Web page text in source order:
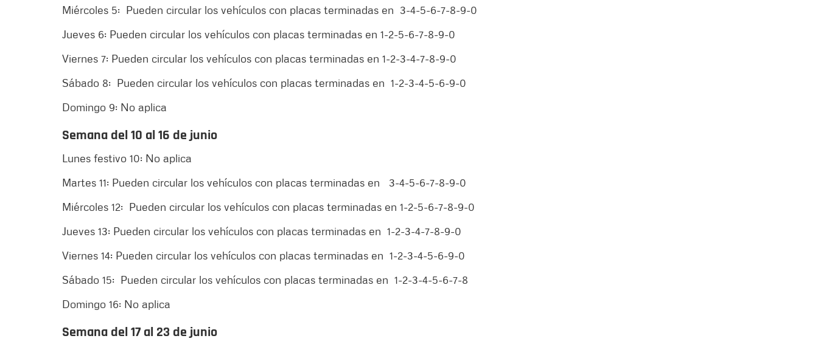
Miércoles 5: Pueden circular los vehículos con placas terminadas en 3-4-5-6-7-8-9-0
Jueves 6: Pueden circular los vehículos con placas terminadas en 1-2-5-6-7-8-9-0
Viernes 7: Pueden circular los vehículos con placas terminadas en 1-2-3-4-7-8-9-0
Sábado 8: Pueden circular los vehículos con placas terminadas en 1-2-3-4-5-6-9-0
Domingo 9: No aplica
Semana del 10 al 16 de junio
Lunes festivo 10: No aplica
Martes 11: Pueden circular los vehículos con placas terminadas en 3-4-5-6-7-8-9-0
Miércoles 12: Pueden circular los vehículos con placas terminadas en 1-2-5-6-7-8-9-0
Jueves 13: Pueden circular los vehículos con placas terminadas en 1-2-3-4-7-8-9-0
Viernes 14: Pueden circular los vehículos con placas terminadas en 1-2-3-4-5-6-9-0
Sábado 15: Pueden circular los vehículos con placas terminadas en 1-2-3-4-5-6-7-8
Domingo 16: No aplica
Semana del 17 al 23 de junio